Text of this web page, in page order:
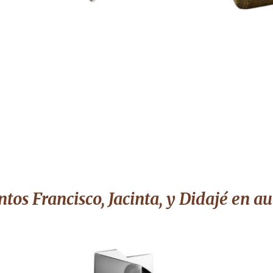
Francisco, Jacinta, y Didajéen